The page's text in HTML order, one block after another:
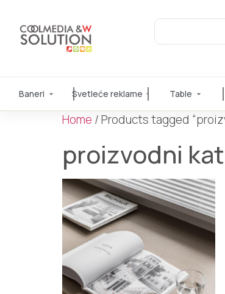
Baneri Svetleće reklame Table
Home / Products tagged
proizvodni